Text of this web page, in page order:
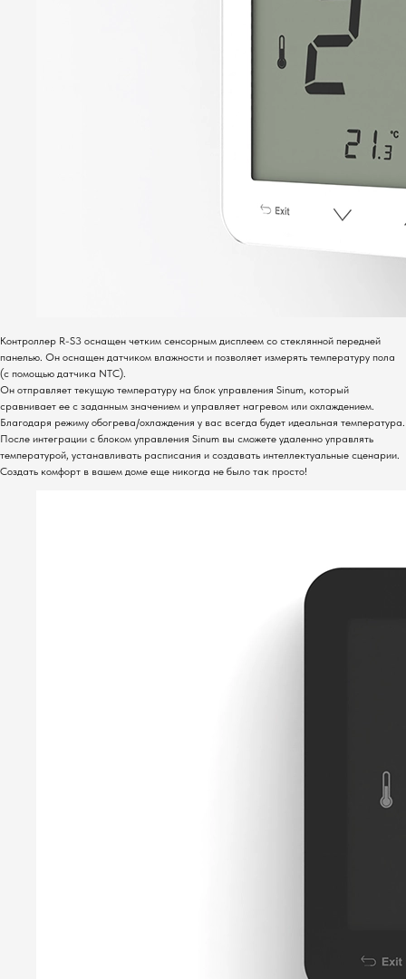
Контроллер R-S3 оснащен четким сенсорным дисплеем со стеклянной передней
панелью. Он оснащен датчиком влажности и позволяет измерять температуру пола
(с помощью датчика NTC).
Он отправляет текущую температуру на блок управления Sinum, который
сравнивает ее с заданным значением и управляет нагревом или охлаждением.
Благодаря режиму обогрева/охлаждения у вас всегда будет идеальная температура.
После интеграции с блоком управления Sinum вы сможете удаленно управлять
температурой, устанавливать расписания и создавать интеллектуальные сценарии.
Создать комфорт в вашем доме еще никогда не было так просто!